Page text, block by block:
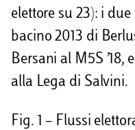
elettore su 23): i
bacino 2013 di
Bersani al M5S ’18,
alla Lega di Salvini.
Fig. 1 – Flussi